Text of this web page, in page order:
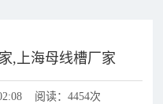
,上海母线槽厂家
阅读：4454次